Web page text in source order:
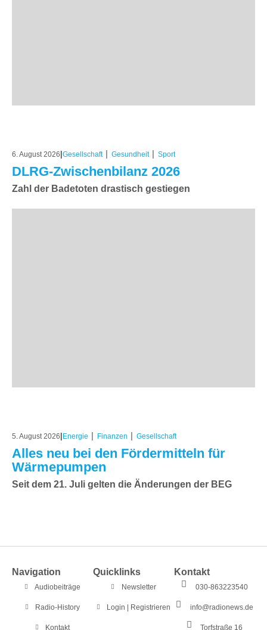
6. August 2026|Gesellschaft | Gesundheit | Sport
DLRG-Zwischenbilanz 2026
Zahl der Badetoten drastisch gestiegen
5. August 2026| Energie | Finanzen | Gesellschaft
Alles neu bei den Fördermitteln für
Wärmepumpen
Seit dem 21. Juli gelten die Änderungen der BEG
Navigation
Audiobeiträge
Radio-History
Kontakt
Quicklinks
Newsletter
Login | Registrieren
Kontakt
030-863223540
info@radionews.de
Torfstraße 16